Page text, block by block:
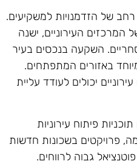
רחב של הזדמנויות למשקיעים.
המרכזים העירוניים, ישנה
השקעה בנכסים בעיר
באזורים המתפתחים.
יכולים לעודד עליית
פיתוח עירוניות
פרויקטים בשכונות חדשות
גבוה לרווחים.